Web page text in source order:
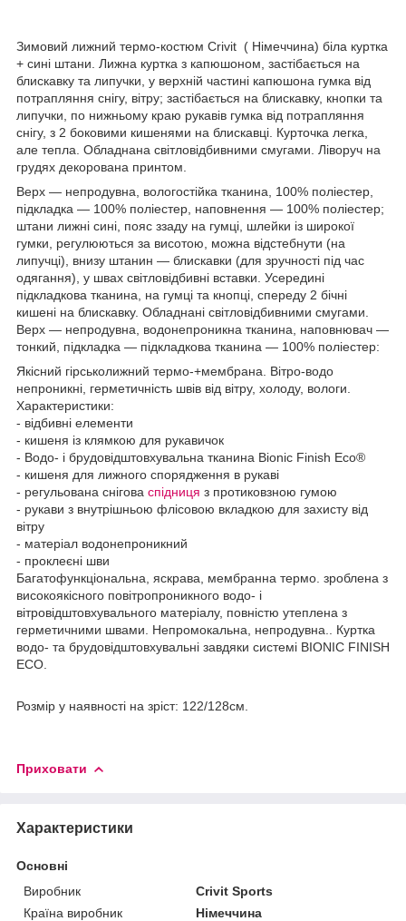
Зимовий лижний термо-костюм Crivit ( Німеччина) біла куртка
+ сині штани. Лижна куртка з капюшоном, застібається на
блискавку та липучки, у верхній частині капюшона гумка від
потрапляння снігу, вітру; застібається на блискавку, кнопки та
липучки, по нижньому краю рукавів гумка від потрапляння
снігу, з 2 боковими кишенями на блискавці. Курточка легка,
але тепла. Обладнана світловідбивними смугами. Ліворуч на
грудях декорована принтом.
Верх — непродувна, вологостійка тканина, 100% поліестер,
підкладка — 100% поліестер, наповнення — 100% поліестер;
штани лижні сині, пояс ззаду на гумці, шлейки із широкої
гумки, регулюються за висотою, можна відстебнути (на
липучці), внизу штанин — блискавки (для зручності під час
одягання), у швах світловідбивні вставки. Усередині
підкладкова тканина, на гумці та кнопці, спереду 2 бічні
кишені на блискавку. Обладнані світловідбивними смугами.
Верх — непродувна, водонепроникна тканина, наповнювач —
тонкий, підкладка — підкладкова тканина — 100% поліестер:
Якісний гірськолижний термо-+мембрана. Вітро-водо
непроникні, герметичність швів від вітру, холоду, вологи.
Характеристики:
- відбивні елементи
- кишеня із клямкою для рукавичок
- Водо- і брудовідштовхувальна тканина Bionic Finish Eco®
- кишеня для лижного спорядження в рукаві
- регульована снігова спідниця з протиковзною гумою
- рукави з внутрішньою флісовою вкладкою для захисту від
вітру
- матеріал водонепроникний
- проклеєні шви
Багатофункціональна, яскрава, мембранна термо. зроблена з
високоякісного повітропроникного водо- і
вітровідштовхувального матеріалу, повністю утеплена з
герметичними швами. Непромокальна, непродувна.. Куртка
водо- та брудовідштовхувальні завдяки системі BIONIC FINISH
ECO.
Розмір у наявності на зріст: 122/128см.
Приховати
Характеристики
Основні
Виробник
Crivit Sports
Країна виробник
Німеччина